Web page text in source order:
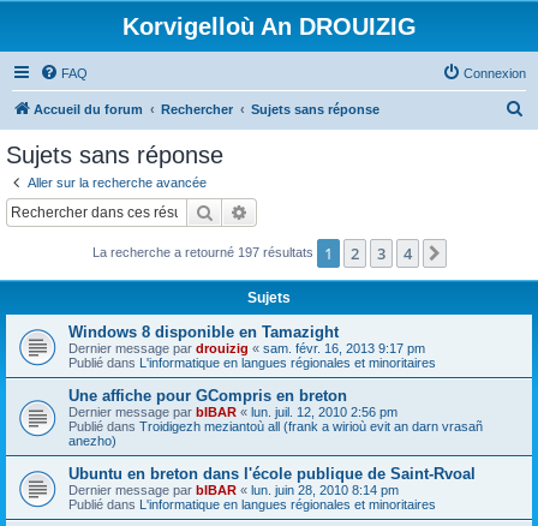
Korvigelloù An DROUIZIG
FAQ Connexion
Accueil du forum Rechercher Sujets sans réponse
c
Sujets sans réponse
Aller sur la recherche avancée
Rechercher
La recherche a retourné 197 résultats 1 2 3 4
Sujets
Windows 8 disponible en Tamazight
Dernier message par drouizig « sam. févr. 16, 2013 9:17 pm
Publié dans L'informatique en langues régionales et minoritaires
Une affiche pour GCompris en breton
Dernier message par bIBAR « lun. juil. 12, 2010 2:56 pm
Publié dans Troidigezh meziantoù all (frank a wirioù evit an darn vrasañ
anezho)
Ubuntu en breton dans l'école publique de Saint-Rvoal
Dernier message par bIBAR « lun. juin 28, 2010 8:14 pm
Publié dans L'informatique en langues régionales et minoritaires